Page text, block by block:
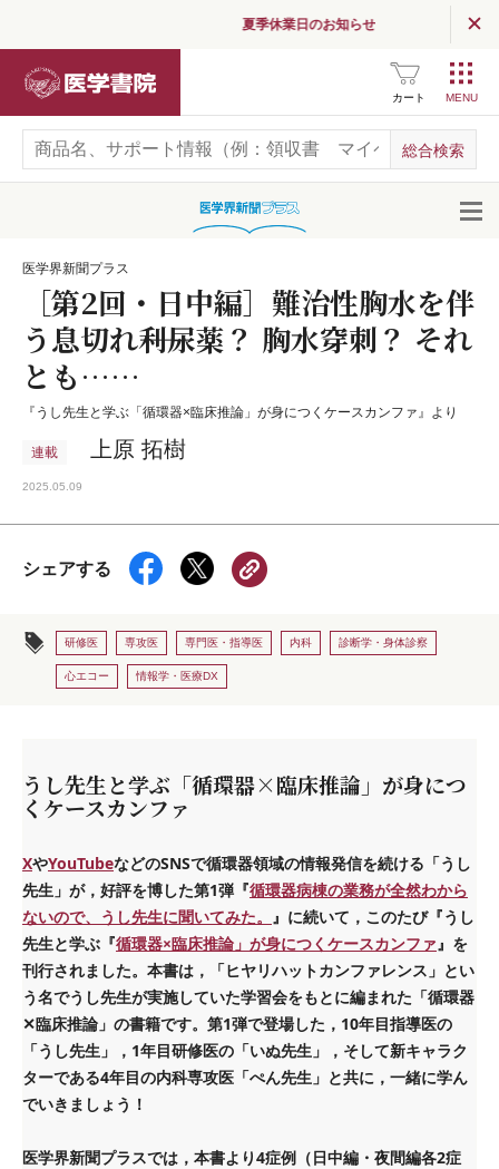
夏季休業日のお知らせ
カート
医学界新聞プラス
［第2回・日中編］難治性胸水を伴
う息切れ――利尿薬？ 胸水穿刺？ それ
とも……
『うし先生と学ぶ「循環器×臨床推論」が身につくケースカンファ』より
連載 上原 拓樹
2025.05.09
シェアする
研修医 専攻医 専門医・指導医 内科 診断学・身体診察
心エコー 情報学・医療DX
うし先生と学ぶ「循環器×臨床推論」が身につ
くケースカンファ
XやYouTubeなどのSNSで循環器領域の情報発信を続ける「うし
先生」が，好評を博した第1弾『循環器病棟の業務が全然わから
ないので、うし先生に聞いてみた。 』に続いて，このたび『うし
先生と学ぶ『循環器×臨床推論」が身につくケースカンファ』を
刊行されました。本書は，「ヒヤリハットカンファレンス」とい
う名でうし先生が実施していた学習会をもとに編まれた「循環器
✕臨床推論」の書籍です。第1弾で登場した，10年目指導医の
「うし先生」，1年目研修医の「いぬ先生」，そして新キャラク
ターである4年目の内科専攻医「ぺん先生」と共に，一緒に学ん
でいきましょう！
医学界新聞プラスでは，本書より4症例（日中編・夜間編各2症